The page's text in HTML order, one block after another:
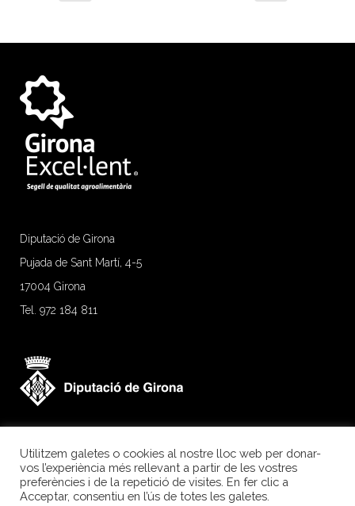
Diputació de Girona
Pujada de Sant Martí, 4-5
17004 Girona
Tel. 972 184 811
Utilitzem galetes o cookies al nostre lloc web per donar-
vos l’experiència més rellevant a partir de les vostres
preferències i de la repetició de visites. En fer clic a
Acceptar, consentiu en l’ús de totes les galetes.